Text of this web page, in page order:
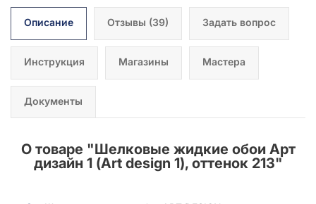
Описание Отзывы (39) Задать вопрос
Инструкция Магазины Мастера
Документы
О товаре "Шелковые жидкие обои Арт
дизайн 1 (Art design 1), оттенок 213"